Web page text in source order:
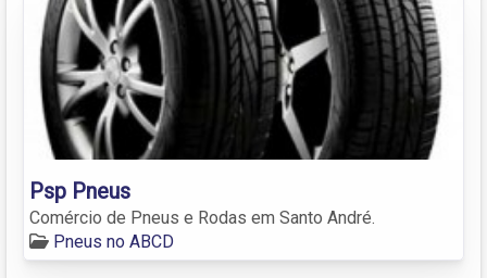
Psp Pneus
Comércio de Pneus e Rodas em Santo André.
Pneus no ABCD